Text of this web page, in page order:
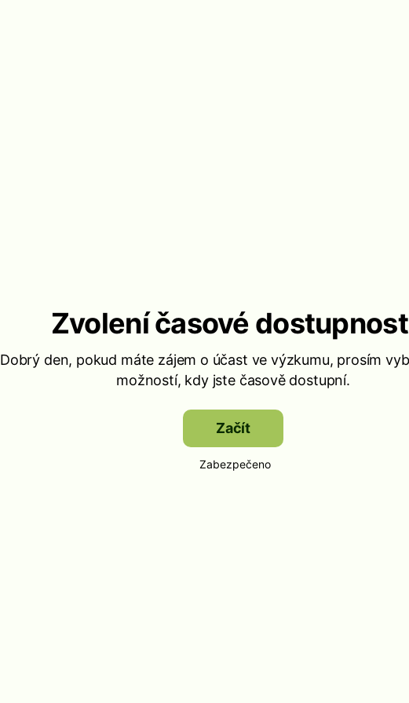
Zvolení časové
Dobrý den, pokud máte zájem o účast ve výzkumu, prosím
možností, kdy jste časově dostupní.
Začít
Zabezpečeno